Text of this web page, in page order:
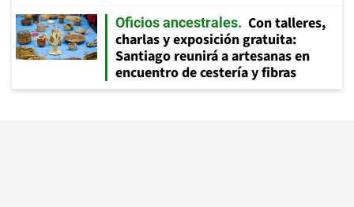
Oficios ancestrales
Con talleres,
charlas y exposición gratuita:
Santiago reunirá a artesanas en
encuentro de cestería y fibras